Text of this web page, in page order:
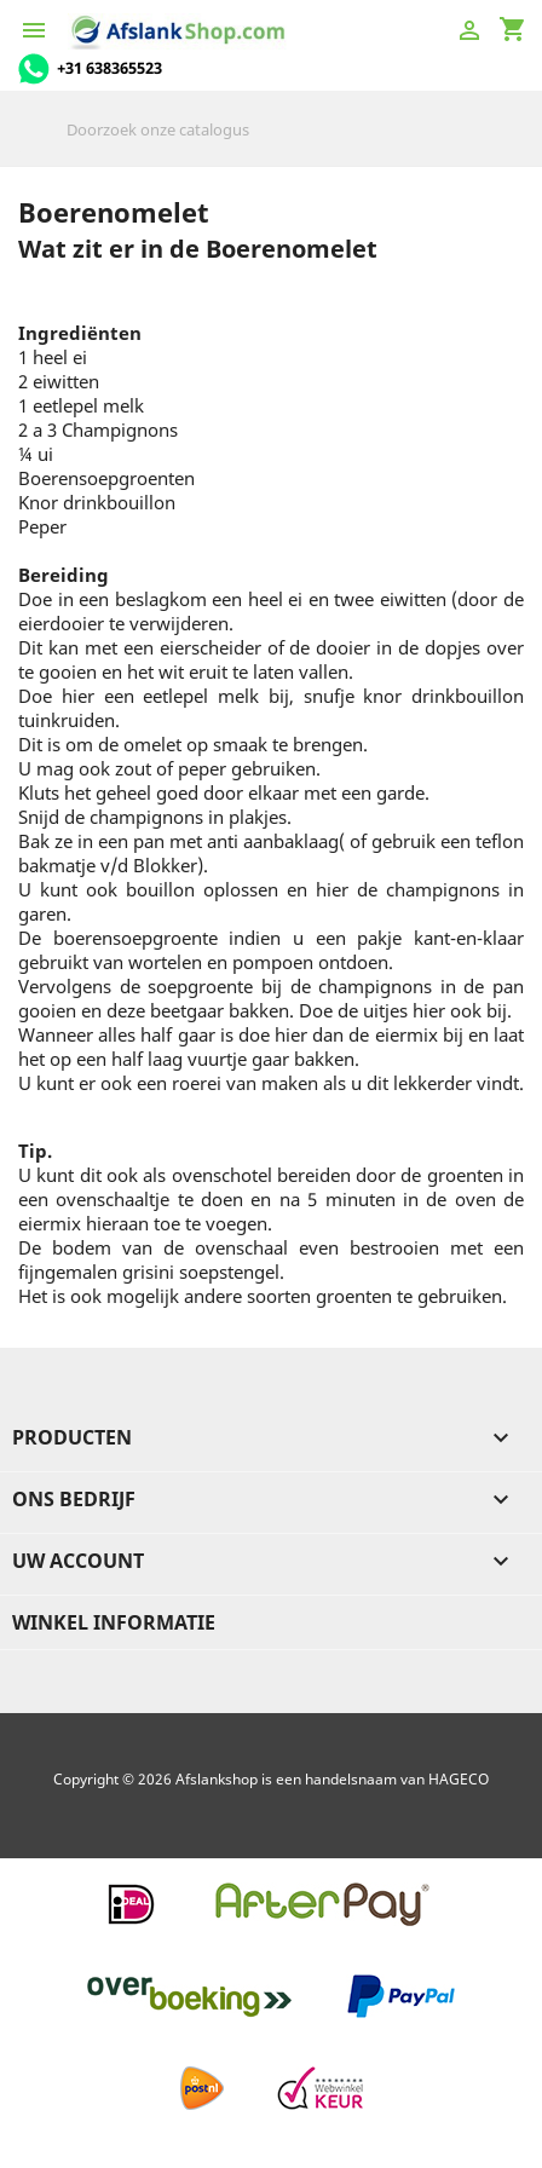
 shopping_cart

+31 638365523
Boerenomelet
Wat zit er in de Boerenomelet
Ingrediënten
1 heel ei
2 eiwitten
1 eetlepel melk
2 a 3 Champignons
¼ ui
Boerensoepgroenten
Knor drinkbouillon
Peper
Bereiding
Doe in een beslagkom een heel ei en twee eiwitten (door de
eierdooier te verwijderen.
Dit kan met een eierscheider of de dooier in de dopjes over
te gooien en het wit eruit te laten vallen.
Doe hier een eetlepel melk bij, snufje knor drinkbouillon
tuinkruiden.
Dit is om de omelet op smaak te brengen.
U mag ook zout of peper gebruiken.
Kluts het geheel goed door elkaar met een garde.
Snijd de champignons in plakjes.
Bak ze in een pan met anti aanbaklaag( of gebruik een teflon
bakmatje v/d Blokker).
U kunt ook bouillon oplossen en hier de champignons in
garen.
De boerensoepgroente indien u een pakje kant-en-klaar
gebruikt van wortelen en pompoen ontdoen.
Vervolgens de soepgroente bij de champignons in de pan
gooien en deze beetgaar bakken. Doe de uitjes hier ook bij.
Wanneer alles half gaar is doe hier dan de eiermix bij en laat
het op een half laag vuurtje gaar bakken.
U kunt er ook een roerei van maken als u dit lekkerder vindt.
Tip.
U kunt dit ook als ovenschotel bereiden door de groenten in
een ovenschaaltje te doen en na 5 minuten in de oven de
eiermix hieraan toe te voegen.
De bodem van de ovenschaal even bestrooien met een
fijngemalen grisini soepstengel.
Het is ook mogelijk andere soorten groenten te gebruiken.
PRODUCTEN 
ONS BEDRIJF 
UW ACCOUNT 
WINKEL INFORMATIE
Copyright © 2026 Afslankshop is een handelsnaam van HAGECO